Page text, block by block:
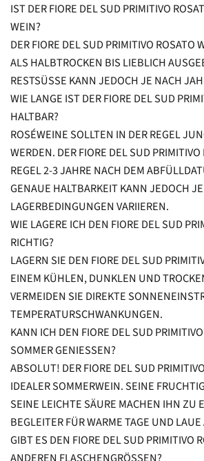
IST DER FIORE DEL SUD PRIMITIVO
WEIN?
DER FIORE DEL SUD PRIMITIVO ROSATO
ALS HALBTROCKEN BIS LIEBLICH
RESTSÜSSE KANN JEDOCH JE NACH
WIE LANGE IST DER FIORE DEL SUD
HALTBAR?
ROSÉWEINE SOLLTEN IN DER REGEL
WERDEN. DER FIORE DEL SUD
REGEL 2-3 JAHRE NACH DEM
GENAUE HALTBARKEIT KANN JEDOCH
LAGERBEDINGUNGEN VARIIEREN.
WIE LAGERE ICH DEN FIORE DEL SUD
RICHTIG?
LAGERN SIE DEN FIORE DEL SUD
EINEM KÜHLEN, DUNKLEN UND
VERMEIDEN SIE DIREKTE
TEMPERATURSCHWANKUNGEN.
KANN ICH DEN FIORE DEL SUD
SOMMER GENIESSEN?
ABSOLUT! DER FIORE DEL SUD
IDEALER SOMMERWEIN. SEINE
SEINE LEICHTE SÄURE MACHEN IHN ZU
BEGLEITER FÜR WARME TAGE UND
GIBT ES DEN FIORE DEL SUD PRIMITIVO